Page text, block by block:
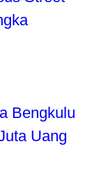
Bengkulu
Uang